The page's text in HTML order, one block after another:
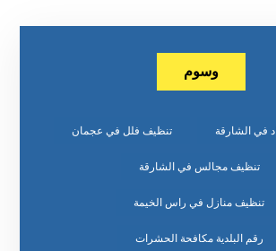
وسوم
في الشارقة تنظيف فلل في عجمان
تنظيف مجالس في الشارقة
تنظيف منازل في راس الخيمة
رقم البلدية مكافحة الحشرات